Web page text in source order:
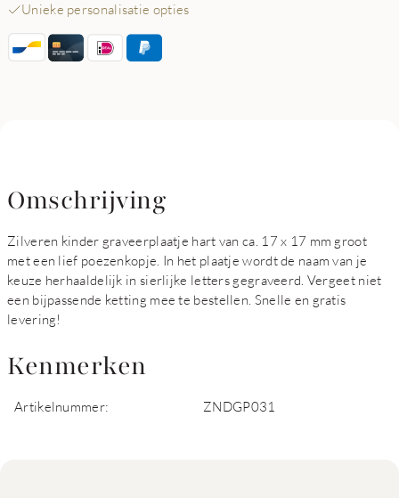
Unieke personalisatie opties
Omschrijving
Zilveren kinder graveerplaatje hart van ca. 17 x 17 mm groot
met een lief poezenkopje. In het plaatje wordt de naam van je
keuze herhaaldelijk in sierlijke letters gegraveerd. Vergeet niet
een bijpassende ketting mee te bestellen. Snelle en gratis
levering!
Kenmerken
Artikelnummer: ZNDGP031